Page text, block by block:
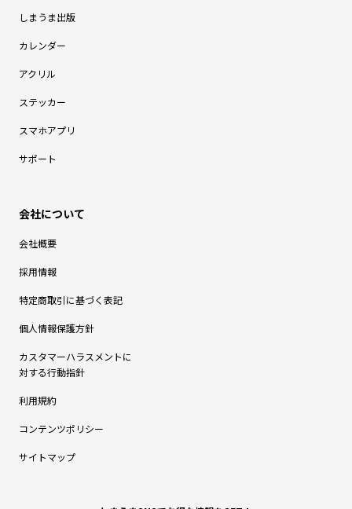
しまうま出版
カレンダー
アクリル
ステッカー
スマホアプリ
サポート
会社概要
採用情報
特定商取引に基づく表記
個人情報保護方針
カスタマーハラスメントに
対する行動指針
利用規約
コンテンツポリシー
サイトマップ